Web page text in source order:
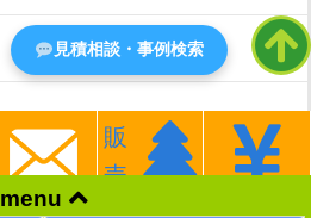
menu
販
売
見積相談・事例検索